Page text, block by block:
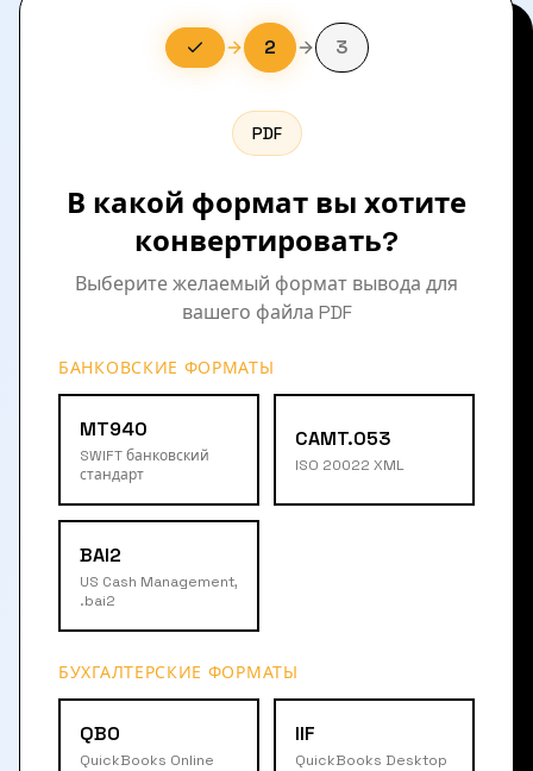
2 3
PDF
В какой формат вы хотите
конвертировать?
Выберите желаемый формат вывода для
вашего файла PDF
БАНКОВСКИЕ ФОРМАТЫ
MT940
SWIFT банковский
стандарт
CAMT.053
ISO 20022 XML
BAI2
US Cash Management,
.bai2
БУХГАЛТЕРСКИЕ ФОРМАТЫ
QBO
QuickBooks Online
IIF
QuickBooks Desktop